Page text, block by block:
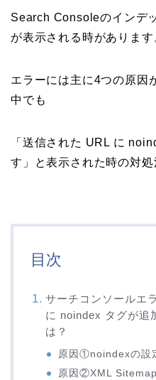
Search Consoleのインデ
が表示される時があります
エラーには主に4つの原因
中でも
「送信された URL に
す」と表示された時の対処
目次
サーチコンソールエ
に noindex タグが追
は？
原因①noindexの設
原因②XML